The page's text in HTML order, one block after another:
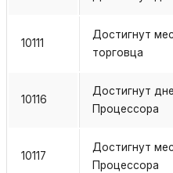
10111
Достигнут
торговца
10116
Достигнут
Процессора
10117
Достигнут
Процессора